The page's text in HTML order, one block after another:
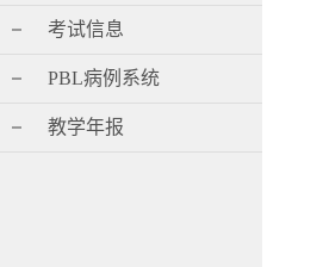
考试信息
PBL病例系统
教学年报